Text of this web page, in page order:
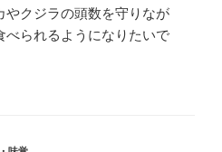
やクジラの頭数を守りなが
べられるようになりたいで